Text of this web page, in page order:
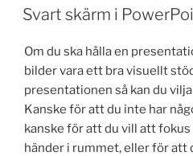
Svart skärm i
Om du ska hålla en
bilder vara ett bra visuellt
presentationen så kan du
Kanske för att du inte har
kanske för att du vill att fokus
händer i rummet, eller för att